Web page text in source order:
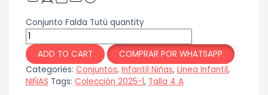
Conjunto Falda Tutú quantity
ADD TO CART
COMPRAR POR WHATSAPP
Categories: Conjuntos, Infantil Niñas, Linea Infantil,
NIÑAS Tags: Colección 2025-1, Talla 4 A